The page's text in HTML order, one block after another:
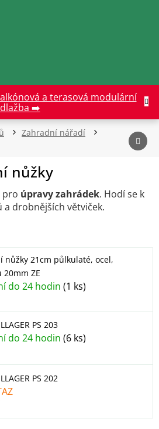
a terasová modulární
dlažba ➡️
Zahradní nářadí
nůžky
pro úpravy zahrádek. Hodí se k
drobnějších větviček.
nůžky 21cm půlkulaté, ocel,
ZE
do 24 hodin (1 ks)
PS 203
do 24 hodin (6 ks)
PS 202